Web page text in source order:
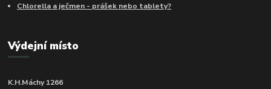
Chlorella a ječmen - prášek nebo tablety?
Výdejní místo
K.H.Máchy 1266